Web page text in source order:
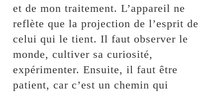
et de mon traitement. L’appareil ne
reflète que la projection de l’esprit de
celui qui le tient. Il faut observer le
monde, cultiver sa curiosité,
expérimenter. Ensuite, il faut être
patient, car c’est un chemin qui